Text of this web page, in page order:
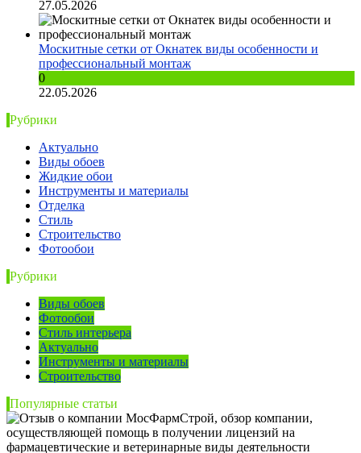
27.05.2026
Москитные сетки от Окнатек виды особенности и
профессиональный монтаж
0
22.05.2026
Рубрики
Актуально
Виды обоев
Жидкие обои
Инструменты и материалы
Отделка
Стиль
Строительство
Фотообои
Рубрики
Виды обоев
Фотообои
Стиль интерьера
Актуально
Инструменты и материалы
Строительство
Популярные статьи